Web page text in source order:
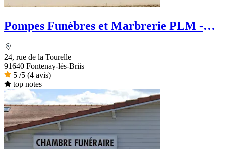
Pompes Funèbres et Marbrerie PLM -
24, rue de la Tourelle
91640 Fontenay-lès-Briis
5 /5 (4 avis)
top notes